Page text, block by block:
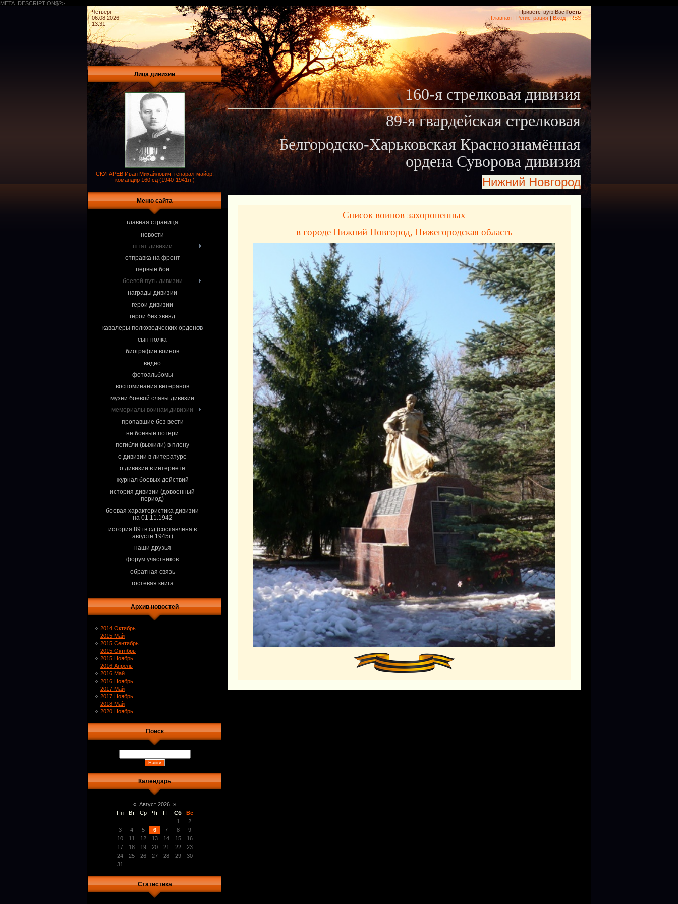
META_DESCRIPTION$?>
Четверг
06.08.2026
13:31
Приветствую Вас Гость
Главная | Регистрация | Вход|RSS
Лица дивизии
СКУГАРЕВ Иван Михайлович, генарал-майор,
командир 160 сд (1940-1941гг.)
Меню сайта
главная страница
новости
штат дивизии
отправка на фронт
первые бои
боевой путь дивизии
награды дивизии
герои дивизии
герои без звёзд
кавалеры полководческих орденов
сын полка
биографии воинов
видео
фотоальбомы
воспоминания ветеранов
музеи боевой славы дивизии
мемориалы воинам дивизии
пропавшие без вести
не боевые потери
погибли (выжили) в плену
о дивизии в литературе
о дивизии в интернете
журнал боевых действий
история дивизии (довоенный
период)
боевая характеристика дивизии
на 01.11.1942
история 89 гв сд (составлена в
августе 1945г)
наши друзья
форум участников
обратная связь
гостевая книга
Архив новостей
2014 Октябрь
2015 Май
2015 Сентябрь
2015 Октябрь
2015 Ноябрь
2016 Апрель
2016 Май
2016 Ноябрь
2017 Май
2017 Ноябрь
2018 Май
2020 Ноябрь
Поиск
Календарь
« Август 2026 »
Пн
Вт Ср Чт Пт Сб
Вс
1
2
3
4 5 6 7 8
9
10
11 12 13 14 15
16
17
18 19 20 21 22
23
24
25 26 27 28 29
30
31
Статистика
160-я стрелковая дивизия
89-я гвардейская стрелковая
Белгородско-Харьковская Краснознамённая
ордена Суворова дивизия
Нижний Новгород
Список воинов захороненных
в городе Нижний Новгород, Нижегородская область